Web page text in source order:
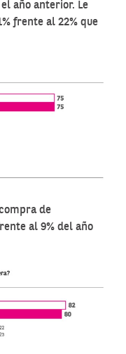
año anterior. Le
frente al 22% que
de
al 9% del año